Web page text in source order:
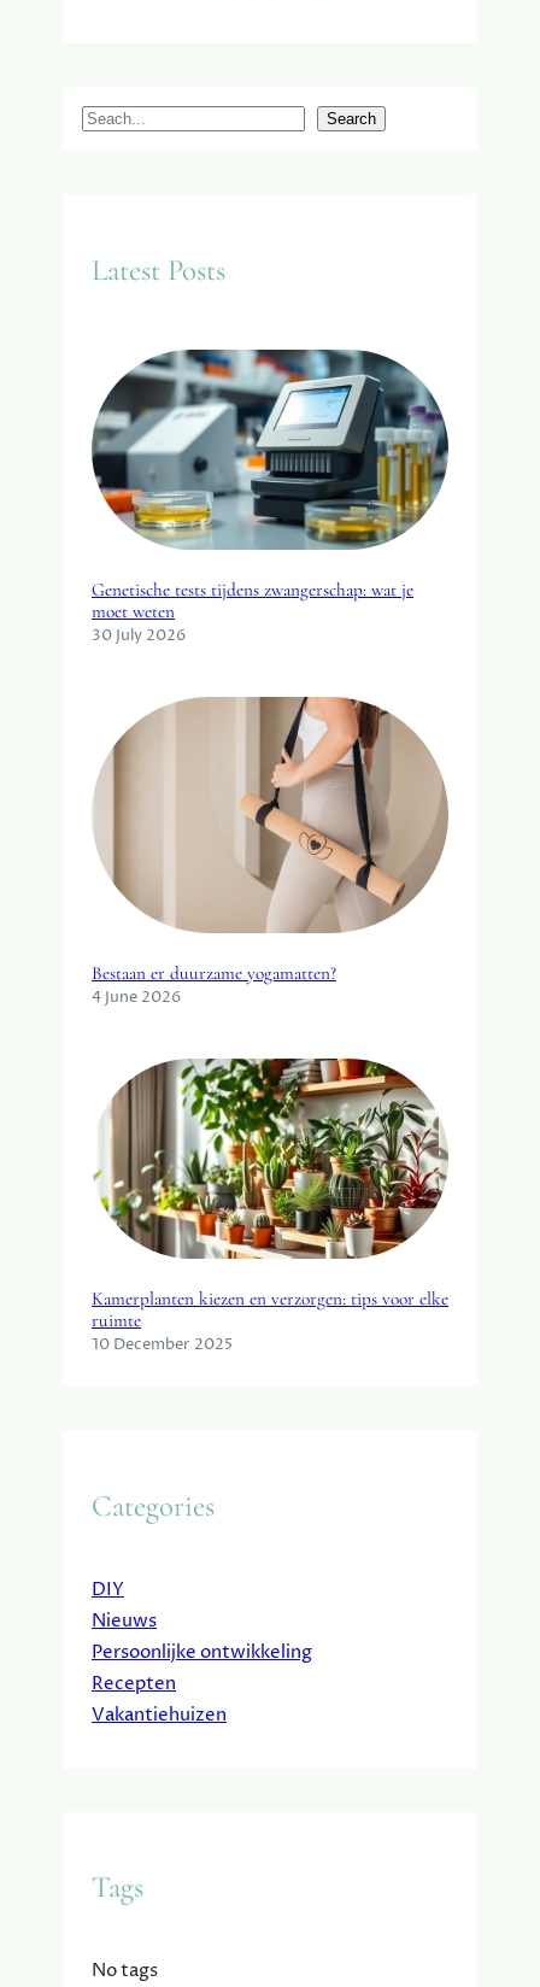
S
Search
Latest Posts
Genetische tests tijdens zwangerschap: wat je
moet weten
30 July 2026
Bestaan er duurzame yogamatten?
4 June 2026
Kamerplanten kiezen en verzorgen: tips voor elke
ruimte
10 December 2025
Categories
DIY
Nieuws
Persoonlijke ontwikkeling
Recepten
Vakantiehuizen
Tags
No tags